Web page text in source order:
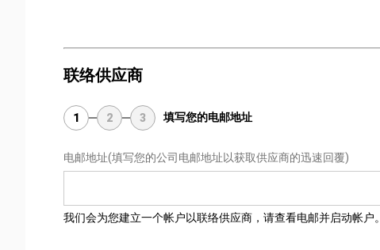
联络供应商
1 2 3 填写您的电邮地址
电邮地址(填写您的公司电邮地址以获取供应商的迅速回覆)
我们会为您建立一个帐户以联络供应商，请查看电邮并启动帐户。